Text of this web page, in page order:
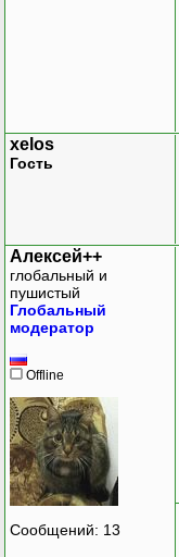
xelos
Гость
Алексей++
глобальный и
пушистый
Глобальный
модератор
Offline
Сообщений: 13